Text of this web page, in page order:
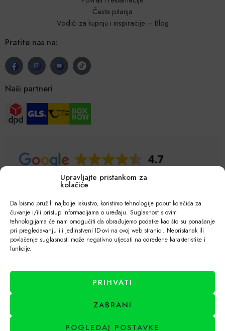
Upravljajte pristankom za
kolačiće
Da bismo pružili najbolje iskustvo, koristimo tehnologije poput kolačića za
čuvanje i/ili pristup informacijama o uređaju. Suglasnost s ovim
tehnologijama će nam omogućiti da obrađujemo podatke kao što su ponašanje
pri pregledavanju ili jedinstveni ID-ovi na ovoj web stranici. Nepristanak ili
povlačenje suglasnosti može negativno utjecati na određene karakteristike i
funkcije.
PRIHVATI
ZABRANI
POGLEDAJ POSTAVKE
Česta pitanja
Vodiči za kupnju i inspiracije – Blog
Pratite nas na:
Naši partneri